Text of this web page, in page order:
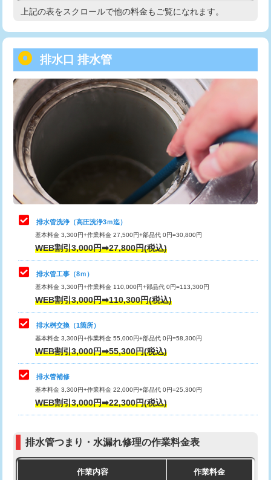
給水管工事※（塩ビ管（VP・HI）使
用/3ｍまで)
用（追加）/3ｍ超え)
給水管工事※（ライニング鋼管・銅
管・ポリ管・HT管使用/3ｍまで)
44,000円
給水管工事※（ライニング鋼管・銅
管・ポリ管・HT管使用/3ｍ超え)
+8,800円
排水管工事（土の掘削・埋め戻し作
業）
11,000円~
排水管工事（排水管工事/3ｍまで） 55,000円
排水管工事（追加 排水管工事/3ｍ超
え）
マス交換（土の掘削・埋め戻し作業）
マス交換（深さ50㎝未満）
マス交換（深さ50㎝以上）
コンクリート斫り（厚さ10㎝まで）
コンクリート斫り（厚さ10㎝超え）
モルタル補修（厚さ10㎝まで）
モルタル補修（厚さ10㎝超え）
追加人工 16,500円
現場見積
高度高圧洗浄換 現地調査
トーラー機使用/3mまで
追加トーラー機使用/3m超え +3,300円
カメラ調査 33,000円
桝清掃 8,800円
止水・漏水調査・防水処理・清掃・修
理・調整・分解・加工など（軽作業）
11,000円
止水・漏水調査・防水処理・清掃・修
理・調整・分解・加工など（中作業）
22,000円
止水・漏水調査・防水処理・清掃・修
理・調整・分解・加工など（重作業）
33,000円
その他部品の脱着
交換・取付（タンク）
交換・取付(単水栓（壁付・デッキ
式）)
交換・取付(混合水栓（壁付・デッキ
式・ワンホール）)
16,500円+材料費
交換・取付(排水栓・排水トラップ
交換・取付（その他部品） 11,000円+材料費
持込商品取付（単水栓） 13,200円
上記の表をスクロールで他の料金もご覧になれます。
排水口 排水管
排水管洗浄（高圧洗浄3ｍ迄）
基本料金 3,300円+作業料金 27,500円+部品代 0円=30,800円
WEB割引3,000円➡27,800円(税込)
排水管工事（8ｍ）
基本料金 3,300円+作業料金 110,000円+部品代 0円=113,300円
WEB割引3,000円➡110,300円(税込)
排水桝交換（1箇所）
基本料金 3,300円+作業料金 55,000円+部品代 0円=58,300円
WEB割引3,000円➡55,300円(税込)
排水管補修
基本料金 3,300円+作業料金 22,000円+部品代 0円=25,300円
WEB割引3,000円➡22,300円(税込)
排水管つまり・水漏れ修理の作業料金表
作業内容 作業料金